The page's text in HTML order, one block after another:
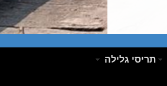
תריסי גלילה